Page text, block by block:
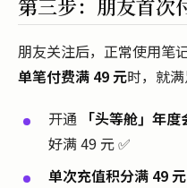
朋友关注后，正常使用笔
单笔付费满 49 元时，就
开通 「头等舱」年度
好满 49 元 ✅
单次充值积分满 49 元